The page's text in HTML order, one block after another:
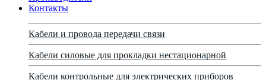
Контакты
Кабели и провода передачи связи
Кабели силовые для прокладки нестационарной
Кабели контрольные для электрических приборов